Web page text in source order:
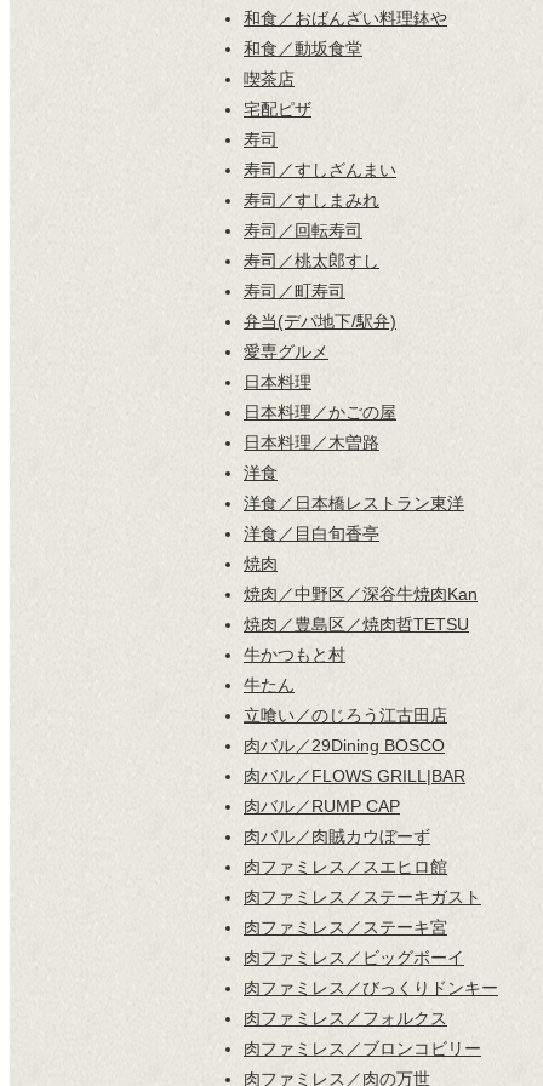
和食／おばんざい料理鉢や
和食／動坂食堂
喫茶店
宅配ピザ
寿司
寿司／すしざんまい
寿司／すしまみれ
寿司／回転寿司
寿司／桃太郎すし
寿司／町寿司
弁当(デパ地下/駅弁)
愛専グルメ
日本料理
日本料理／かごの屋
日本料理／木曽路
洋食
洋食／日本橋レストラン東洋
洋食／目白旬香亭
焼肉
焼肉／中野区／深谷牛焼肉Kan
焼肉／豊島区／焼肉哲TETSU
牛かつもと村
牛たん
立喰い／のじろう江古田店
肉バル／29Dining BOSCO
肉バル／FLOWS GRILL|BAR
肉バル／RUMP CAP
肉バル／肉賊カウぼーず
肉ファミレス／スエヒロ館
肉ファミレス／ステーキガスト
肉ファミレス／ステーキ宮
肉ファミレス／ビッグボーイ
肉ファミレス／びっくりドンキー
肉ファミレス／フォルクス
肉ファミレス／ブロンコビリー
肉ファミレス／肉の万世